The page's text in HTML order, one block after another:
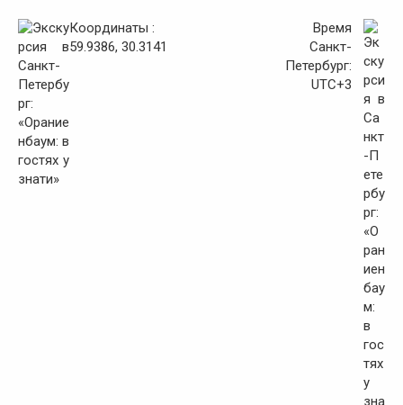
Координаты :
59.9386, 30.3141
Время
Санкт-
Петербург:
UTC+3